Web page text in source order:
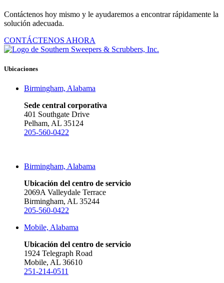
Contáctenos hoy mismo y le ayudaremos a encontrar rápidamente la
solución adecuada.
CONTÁCTENOS AHORA
Ubicaciones
Birmingham, Alabama
Sede central corporativa
401 Southgate Drive
Pelham, AL 35124
205-560-0422
Birmingham, Alabama
Ubicación del centro de servicio
2069A Valleydale Terrace
Birmingham, AL 35244
205-560-0422
Mobile, Alabama
Ubicación del centro de servicio
1924 Telegraph Road
Mobile, AL 36610
251-214-0511